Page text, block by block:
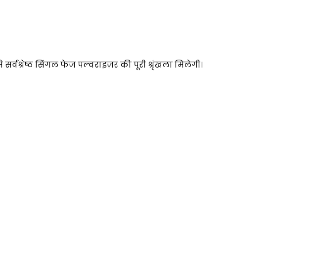
सिंगल फेज पल्वराइज़र की पूरी श्रृंखला मिलेगी।